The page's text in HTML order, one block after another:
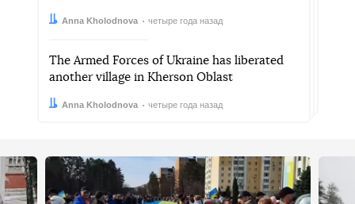
Автор:Anna Kholodnova
Дата: четыре года назад
The Armed Forces of Ukraine has liberated
another village in Kherson Oblast
Автор:Anna Kholodnova
Дата: четыре года назад